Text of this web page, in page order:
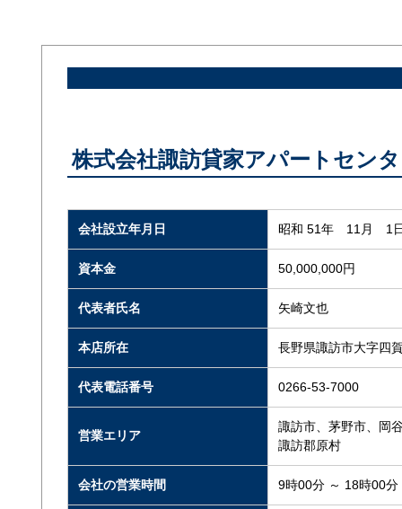
株式会社諏訪貸家アパートセン
会社設立年月日 昭和 51年 11月 1
資本金 50,000,000円
代表者氏名 矢崎文也
本店所在 長野県諏訪市大字四
代表電話番号 0266-53-7000
営業エリア
諏訪市、茅野市、岡
諏訪郡原村
会社の営業時間 9時00分 ～ 18時00分